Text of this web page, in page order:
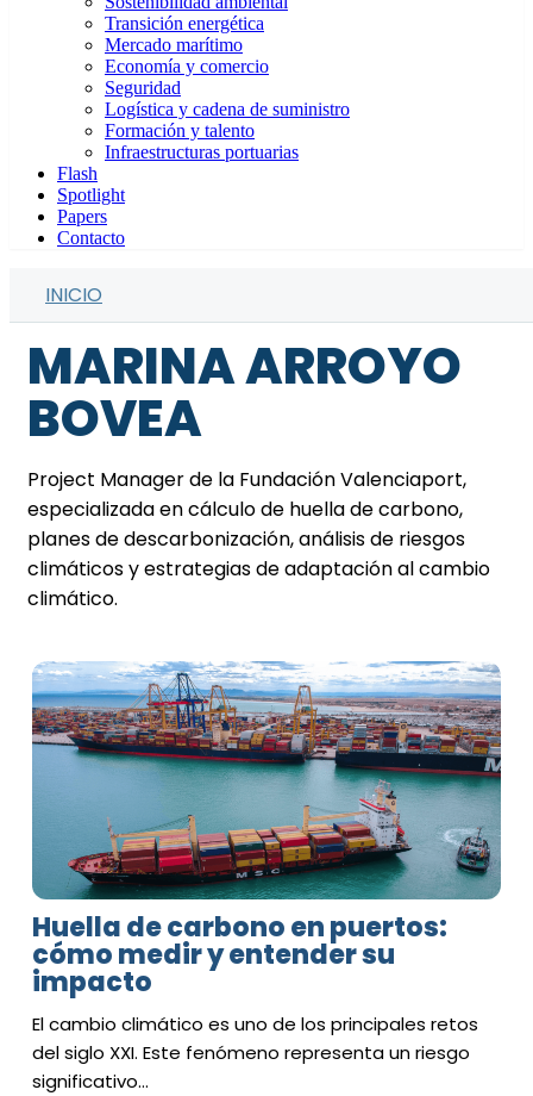
Transición energética
Mercado marítimo
Economía y comercio
Seguridad
Logística y cadena de suministro
Formación y talento
Infraestructuras portuarias
Flash
Spotlight
Papers
Contacto
INICIO
MARINA ARROYO
BOVEA
Project Manager de la Fundación Valenciaport,
especializada en cálculo de huella de carbono,
planes de descarbonización, análisis de riesgos
climáticos y estrategias de adaptación al cambio
climático.
Huella de carbono en puertos:
cómo medir y entender su
impacto
El cambio climático es uno de los principales retos
del siglo XXI. Este fenómeno representa un riesgo
significativo…